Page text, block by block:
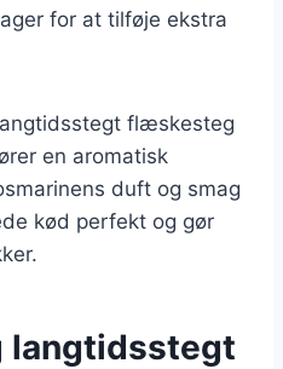
for at tilføje ekstra
flæskesteg
en aromatisk
duft og smag
kød perfekt og gør
langtidsstegt